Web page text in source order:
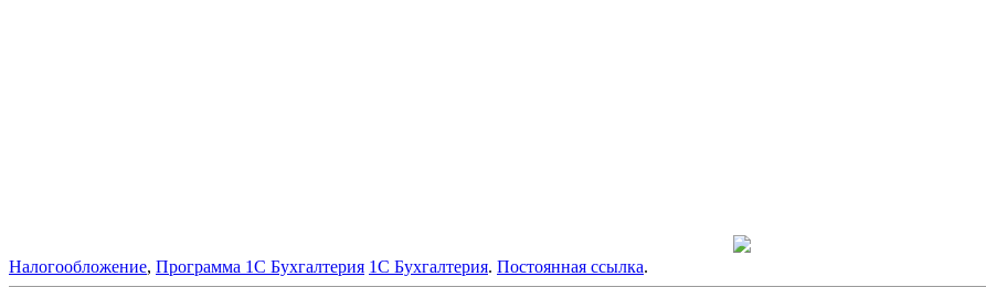
Налогообложение, Программа 1С Бухгалтерия 1С Бухгалтерия. Постоянная ссылка.